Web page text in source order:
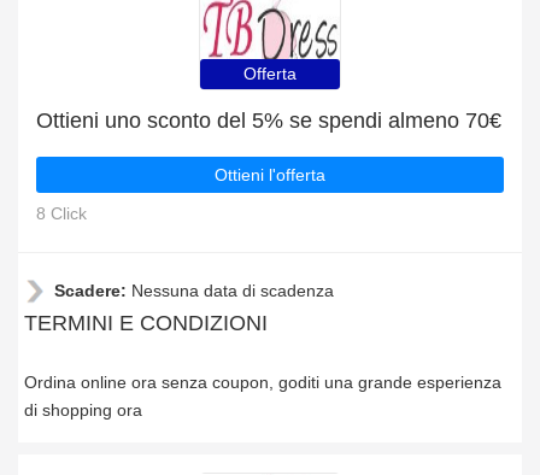
Offerta
Ottieni uno sconto del 5% se spendi almeno 70€
Ottieni l'offerta
8 Click
Scadere: Nessuna data di scadenza
TERMINI E CONDIZIONI
Ordina online ora senza coupon, goditi una grande esperienza
di shopping ora